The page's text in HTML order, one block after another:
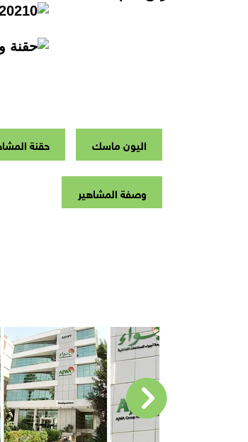
اليون ماسك حقنة
وصفة المشاهير